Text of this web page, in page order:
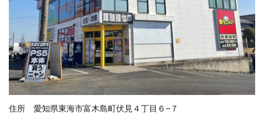
住所 愛知県東海市富木島町伏見４丁目６−７